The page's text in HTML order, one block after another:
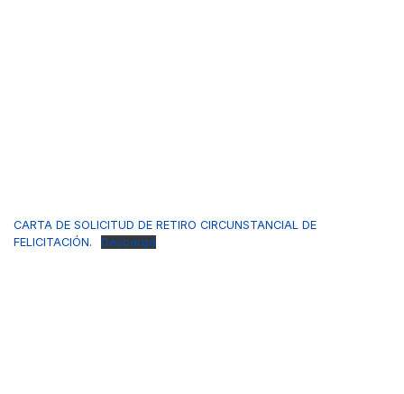
CARTA DE SOLICITUD DE RETIRO CIRCUNSTANCIAL DE
FELICITACIÓN.
Descarga